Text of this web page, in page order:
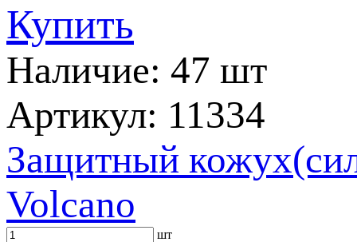
Купить
Наличие: 47 шт
Артикул: 11334
Защитный
Volcano
шт